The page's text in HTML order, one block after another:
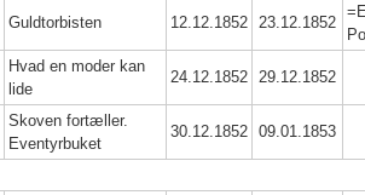
Guldtorbisten 12.12.1852 23.12.1852
Hvad en moder kan
lide
24.12.1852 29.12.1852
Skoven fortæller.
Eventyrbuket
30.12.1852 09.01.1853